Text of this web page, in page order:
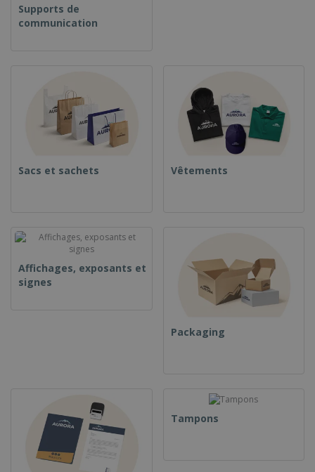
Supports de
communication
Sacs et sachets Vêtements
Affichages, exposants et
signes
Packaging
Tampons